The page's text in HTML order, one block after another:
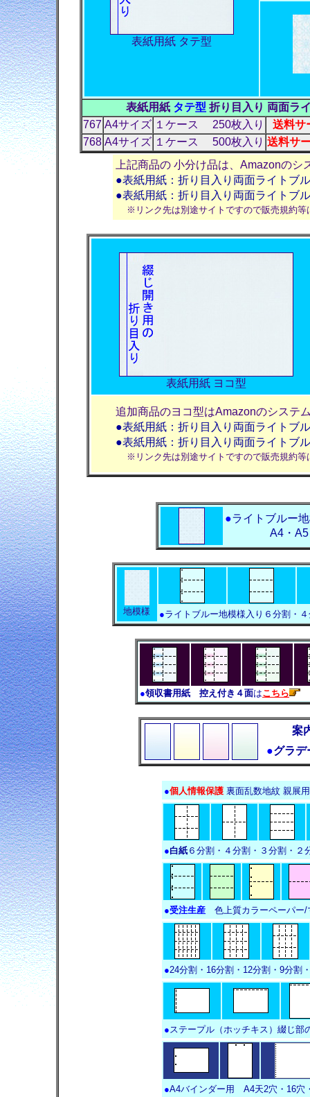
表紙用紙 タテ型
表紙用紙 タテ型 折り目入り 両面ラ
767 A4サイズ １ケース 250枚入り
送料サ
768 A4サイズ １ケース 500枚入り 送料サ
上記商品の 小分け品は、Amazonの
●表紙用紙：折り目入り両面ライトブ
●表紙用紙：折り目入り両面ライトブ
※リンク先は別途サイトですので販売規約等
表紙用紙 ヨコ型
追加商品のヨコ型はAmazonのシステ
●表紙用紙：折り目入り両面ライトブ
●表紙用紙：折り目入り両面ライトブ
※リンク先は別途サイトですので販売規約等
●ライトブルー
A4・
地模様 ●ライトブルー地模様入り６分割・
●領収書用紙 控え付き４面はこちら
案
●グラデ
●個人情報保護 裏面乱数地紋 親展
●白紙 ６分割・４分割・３分割・
●受注生産 色上質カラーペーパー/
●24分割・16分割・12分割・9分割
●ステープル（ホッチキス）綴じ部
●A4バインダー用 A4天2穴・16穴